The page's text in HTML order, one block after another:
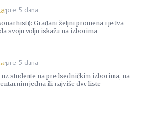
pre 5 dana
Građani željni promena i jedva
svoju volju iskažu na izborima
pre 5 dana
uz studente na predsedničkim izborima, na
jedna ili najviše dve liste